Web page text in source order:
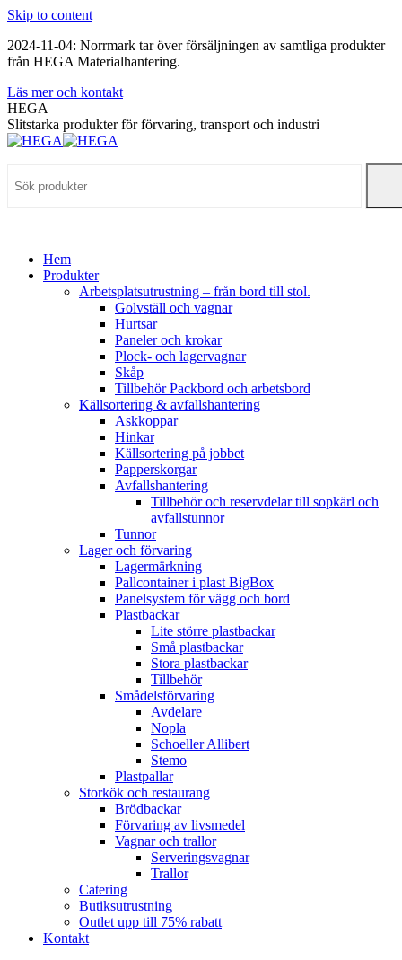
Skip to content
2024-11-04: Norrmark tar över försäljningen av samtliga produkter
från HEGA Materialhantering.
Läs mer och kontakt
HEGA
Slitstarka produkter för förvaring, transport och industri
Hem
Produkter
Arbetsplatsutrustning – från bord till stol.
Golvställ och vagnar
Hurtsar
Paneler och krokar
Plock- och lagervagnar
Skåp
Tillbehör Packbord och arbetsbord
Källsortering & avfallshantering
Askkoppar
Hinkar
Källsortering på jobbet
Papperskorgar
Avfallshantering
Tillbehör och reservdelar till sopkärl och
avfallstunnor
Tunnor
Lager och förvaring
Lagermärkning
Pallcontainer i plast BigBox
Panelsystem för vägg och bord
Plastbackar
Lite större plastbackar
Små plastbackar
Stora plastbackar
Tillbehör
Smådelsförvaring
Avdelare
Nopla
Schoeller Allibert
Stemo
Plastpallar
Storkök och restaurang
Brödbackar
Förvaring av livsmedel
Vagnar och trallor
Serveringsvagnar
Trallor
Catering
Butiksutrustning
Outlet upp till 75% rabatt
Kontakt